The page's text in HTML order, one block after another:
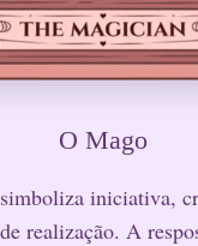
O Mago
iniciativa,
realização. A